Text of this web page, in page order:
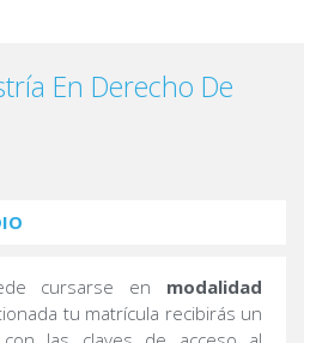
En Derecho De
cursarse en modalidad
tu matrícula recibirás un